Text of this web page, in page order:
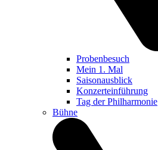
Probenbesuch
Mein 1. Mal
Saisonausblick
Konzerteinführung
Tag der Philharmonie
Bühne